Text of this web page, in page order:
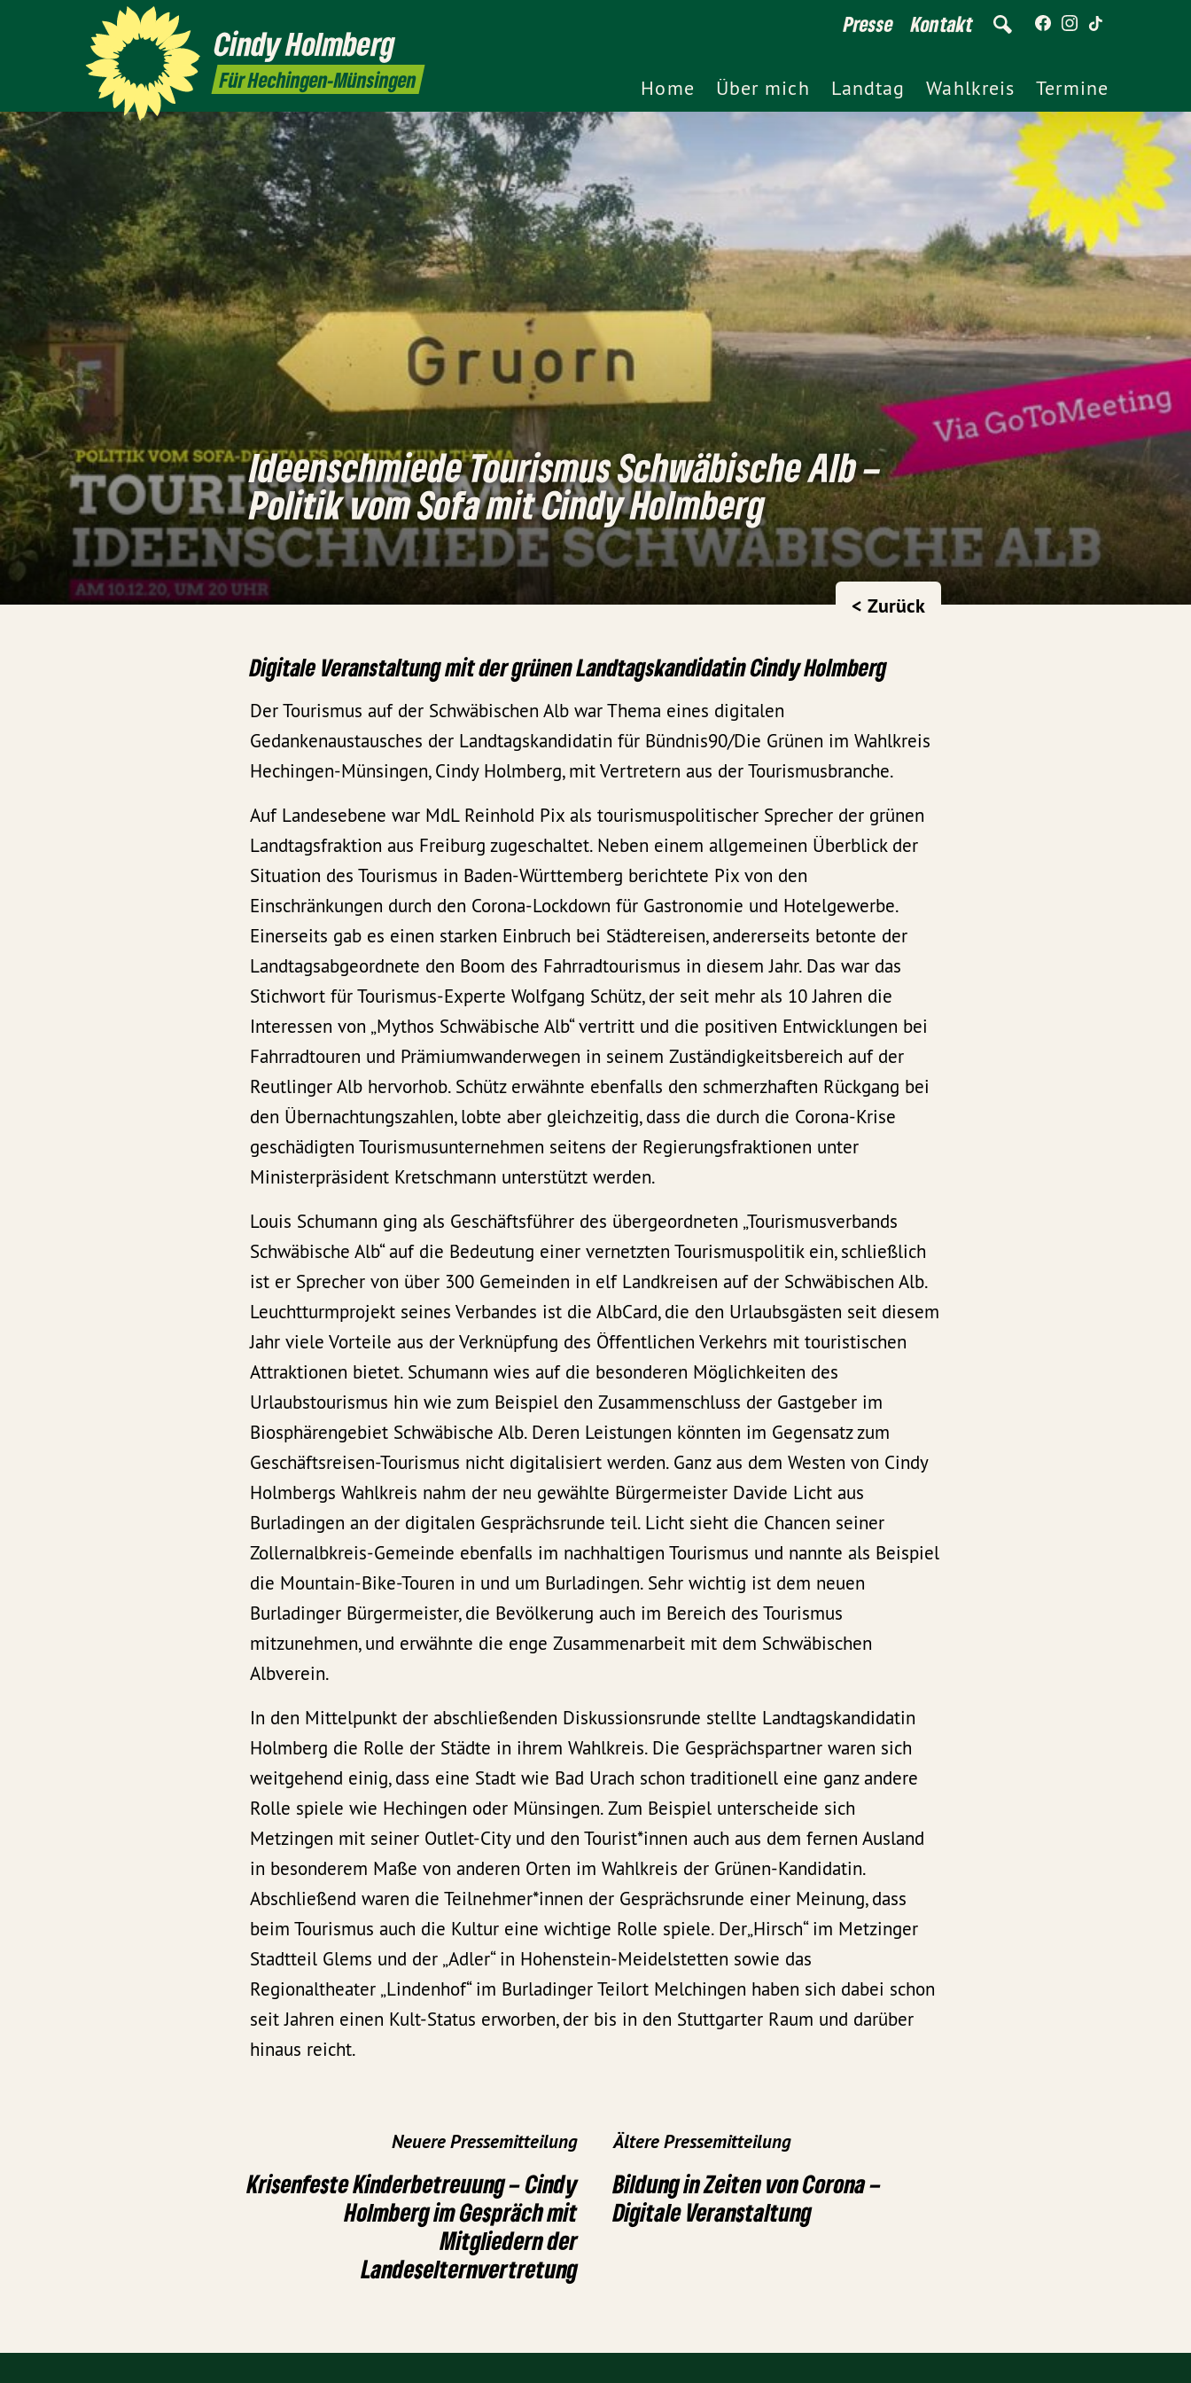
CindyHolmberg
Für Hechingen-Münsingen
Presse Kontakt
Home Über mich Landtag Wahlkreis Termine
Ideenschmiede Tourismus Schwäbische Alb –
Politik vom Sofa mit Cindy Holmberg
< Zurück
Digitale Veranstaltung mit der grünen Landtagskandidatin Cindy Holmberg
Der Tourismus auf der Schwäbischen Alb war Thema eines digitalen
Gedankenaustausches der Landtagskandidatin für Bündnis90/Die Grünen im Wahlkreis
Hechingen-Münsingen, Cindy Holmberg, mit Vertretern aus der Tourismusbranche.
Auf Landesebene war MdL Reinhold Pix als tourismuspolitischer Sprecher der grünen
Landtagsfraktion aus Freiburg zugeschaltet. Neben einem allgemeinen Überblick der
Situation des Tourismus in Baden-Württemberg berichtete Pix von den
Einschränkungen durch den Corona-Lockdown für Gastronomie und Hotelgewerbe.
Einerseits gab es einen starken Einbruch bei Städtereisen, andererseits betonte der
Landtagsabgeordnete den Boom des Fahrradtourismus in diesem Jahr. Das war das
Stichwort für Tourismus-Experte Wolfgang Schütz, der seit mehr als 10 Jahren die
Interessen von „Mythos Schwäbische Alb“ vertritt und die positiven Entwicklungen bei
Fahrradtouren und Prämiumwanderwegen in seinem Zuständigkeitsbereich auf der
Reutlinger Alb hervorhob. Schütz erwähnte ebenfalls den schmerzhaften Rückgang bei
den Übernachtungszahlen, lobte aber gleichzeitig, dass die durch die Corona-Krise
geschädigten Tourismusunternehmen seitens der Regierungsfraktionen unter
Ministerpräsident Kretschmann unterstützt werden.
Louis Schumann ging als Geschäftsführer des übergeordneten „Tourismusverbands
Schwäbische Alb“ auf die Bedeutung einer vernetzten Tourismuspolitik ein, schließlich
ist er Sprecher von über 300 Gemeinden in elf Landkreisen auf der Schwäbischen Alb.
Leuchtturmprojekt seines Verbandes ist die AlbCard, die den Urlaubsgästen seit diesem
Jahr viele Vorteile aus der Verknüpfung des Öffentlichen Verkehrs mit touristischen
Attraktionen bietet. Schumann wies auf die besonderen Möglichkeiten des
Urlaubstourismus hin wie zum Beispiel den Zusammenschluss der Gastgeber im
Biosphärengebiet Schwäbische Alb. Deren Leistungen könnten im Gegensatz zum
Geschäftsreisen-Tourismus nicht digitalisiert werden. Ganz aus dem Westen von Cindy
Holmbergs Wahlkreis nahm der neu gewählte Bürgermeister Davide Licht aus
Burladingen an der digitalen Gesprächsrunde teil. Licht sieht die Chancen seiner
Zollernalbkreis-Gemeinde ebenfalls im nachhaltigen Tourismus und nannte als Beispiel
die Mountain-Bike-Touren in und um Burladingen. Sehr wichtig ist dem neuen
Burladinger Bürgermeister, die Bevölkerung auch im Bereich des Tourismus
mitzunehmen, und erwähnte die enge Zusammenarbeit mit dem Schwäbischen
Albverein.
In den Mittelpunkt der abschließenden Diskussionsrunde stellte Landtagskandidatin
Holmberg die Rolle der Städte in ihrem Wahlkreis. Die Gesprächspartner waren sich
weitgehend einig, dass eine Stadt wie Bad Urach schon traditionell eine ganz andere
Rolle spiele wie Hechingen oder Münsingen. Zum Beispiel unterscheide sich
Metzingen mit seiner Outlet-City und den Tourist*innen auch aus dem fernen Ausland
in besonderem Maße von anderen Orten im Wahlkreis der Grünen-Kandidatin.
Abschließend waren die Teilnehmer*innen der Gesprächsrunde einer Meinung, dass
beim Tourismus auch die Kultur eine wichtige Rolle spiele. Der„Hirsch“ im Metzinger
Stadtteil Glems und der „Adler“ in Hohenstein-Meidelstetten sowie das
Regionaltheater „Lindenhof“ im Burladinger Teilort Melchingen haben sich dabei schon
seit Jahren einen Kult-Status erworben, der bis in den Stuttgarter Raum und darüber
hinaus reicht.
Neuere Pressemitteilung
Krisenfeste Kinderbetreuung – Cindy
Holmberg im Gespräch mit
Mitgliedern der
Landeselternvertretung
Ältere Pressemitteilung
Bildung in Zeiten von Corona –
Digitale Veranstaltung